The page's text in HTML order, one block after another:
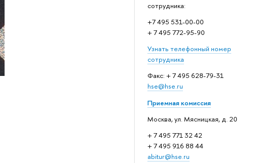
сотрудника:
+7 495 531-00-00
+ 7 495 772-95-90
Узнать телефонный номер
сотрудника
Факс: + 7 495 628-79-31
hse@hse.ru
Приемная комиссия
Москва, ул. Мясницкая, д. 20
+ 7 495 771 32 42
+ 7 495 916 88 44
abitur@hse.ru